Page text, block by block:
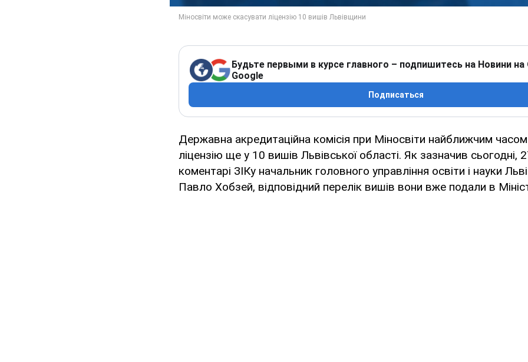
Будьте первыми в курсе главного – подпишитесь на Новини на
Google
Подписаться
Державна акредитаційна комісія при Міносвіти найближчим
ліцензію ще у 10 вишів Львівської області. Як зазначив сьогодні,
коментарі ЗІКу начальник головного управління освіти і науки
Павло Хобзей, відповідний перелік вишів вони вже подали в